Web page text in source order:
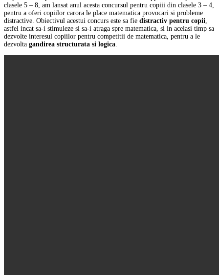
clasele 5 – 8, am lansat anul acesta concursul pentru copiii din clasele 3 – 4,
pentru a oferi copiilor carora le place matematica provocari si probleme
distractive. Obiectivul acestui concurs este sa fie distractiv pentru copii
astfel incat sa-i stimuleze si sa-i atraga spre matematica, si in acelasi timp sa
dezvolte interesul copiilor pentru competitii de matematica, pentru a le
dezvolta gandirea structurata si logica